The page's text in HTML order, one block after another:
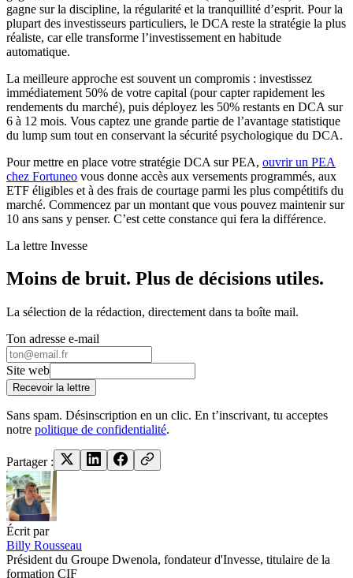
gagne sur la discipline, la régularité et la tranquillité d’esprit. Pour la
plupart des investisseurs particuliers, le DCA reste la stratégie la plus
réaliste, car elle transforme l’investissement en habitude
automatique.
La meilleure approche est souvent un compromis : investissez
immédiatement 50% de votre capital (pour capter rapidement les
rendements du marché), puis déployez les 50% restants en DCA sur
6 à 12 mois. Vous captez une grande partie de l’avantage statistique
du lump sum tout en conservant la sécurité psychologique du DCA.
Pour mettre en place votre stratégie DCA sur PEA, ouvrir un PEA
chez Fortuneo vous donne accès aux versements programmés, aux
ETF éligibles et à des frais de courtage parmi les plus compétitifs du
marché. Commencez par un montant que vous pouvez maintenir sur
10 ans sans y penser. C’est cette constance qui fera la différence.
La lettre Invesse
Moins de bruit. Plus de décisions utiles.
La sélection de la rédaction, directement dans ta boîte mail.
Ton adresse e-mail
Site web
Recevoir la lettre
Sans spam. Désinscription en un clic. En t’inscrivant, tu acceptes
notre politique de confidentialité.
Partager :
Écrit par
Billy Rousseau
Président du Groupe Dwenola, fondateur d'Invesse, titulaire de la
formation CIF